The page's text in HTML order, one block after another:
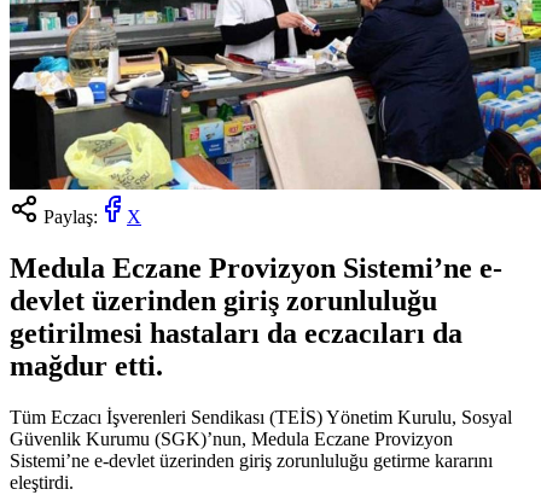
Paylaş: X
Medula Eczane Provizyon Sistemi’ne e-
devlet üzerinden giriş zorunluluğu
getirilmesi hastaları da eczacıları da
mağdur etti.
Tüm Eczacı İşverenleri Sendikası (TEİS) Yönetim Kurulu, Sosyal
Güvenlik Kurumu (SGK)’nun, Medula Eczane Provizyon
Sistemi’ne e-devlet üzerinden giriş zorunluluğu getirme kararını
eleştirdi.